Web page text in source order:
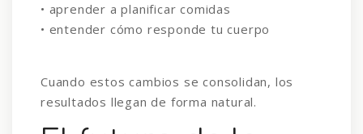
• aprender a planificar comidas
• entender cómo responde tu cuerpo
Cuando estos cambios se consolidan, los
resultados llegan de forma natural.